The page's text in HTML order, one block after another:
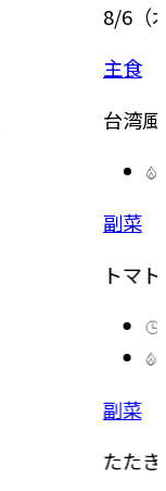
8/6 （
主食
台湾
副菜
トマ
副菜
たた